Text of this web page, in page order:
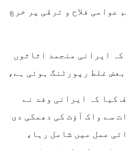
عوامی فلاح و ترقی پر خرچ
کہ ایرانی منجمد اثاثوں
غلط رپورٹنگ ہوئی ہے،
کیا کہ ایرانی وفد نے
سے واک آؤٹ کی دھمکی دی
عمل میں شامل رہا،